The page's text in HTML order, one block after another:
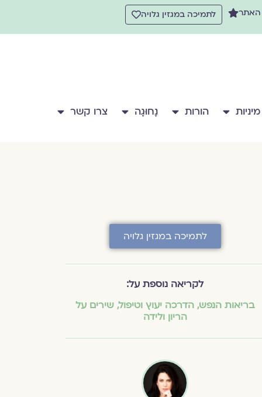
האתר לתמיכה במגזין גלויה
מיניות הורות נָחוּגָה צרו קשר
לתמיכה במגזין גלויה
לקריאה נוספת על:
בריאות הנפש, הדרכה יעוץ וטיפול, שירים על
הריון ולידה